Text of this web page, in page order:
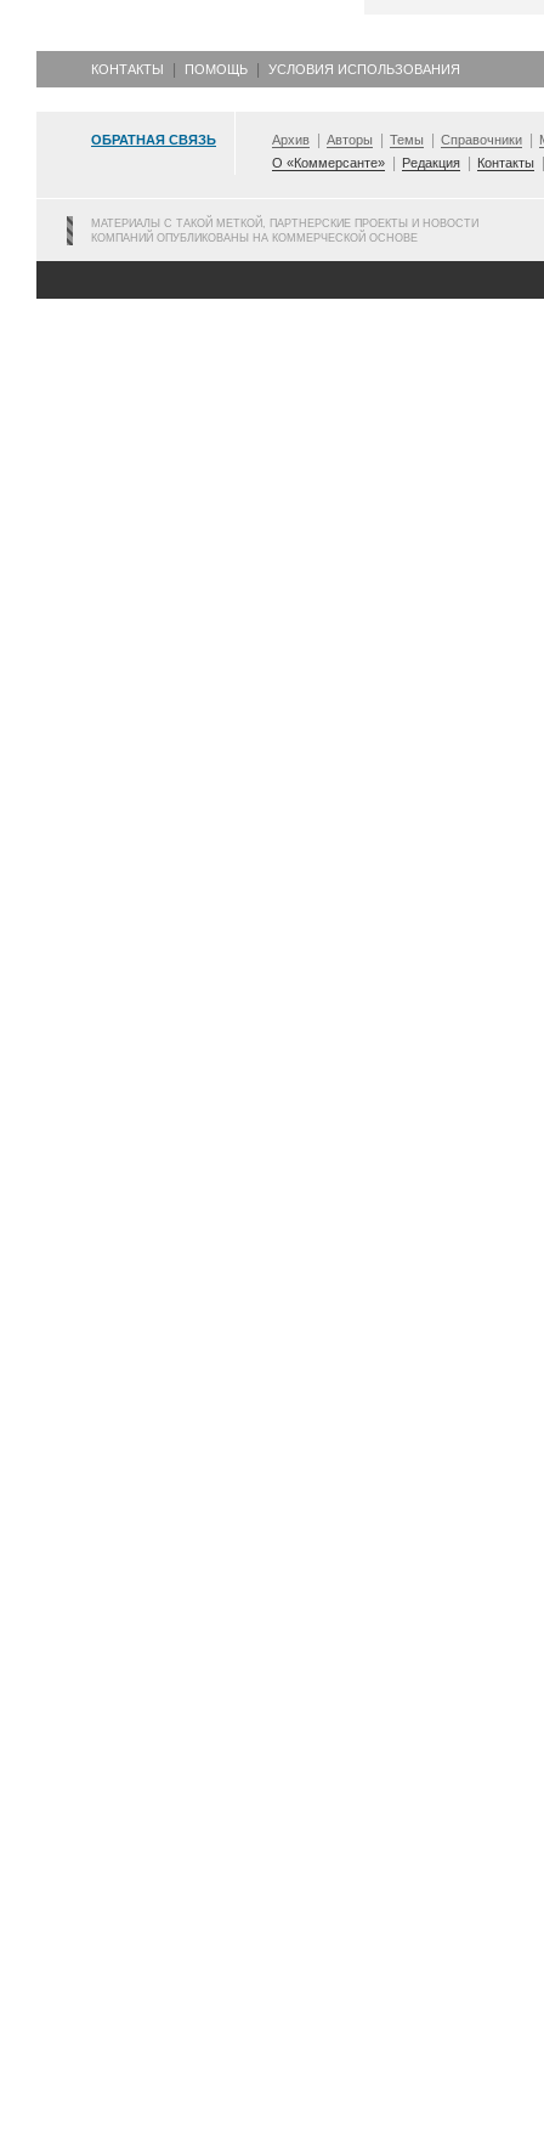
КОНТАКТЫ ПОМОЩЬ УСЛОВИЯ ИСПОЛЬЗОВАНИЯ
ОБРАТНАЯ СВЯЗЬ Архив Авторы Темы Справочники
О «Коммерсанте»
Редакция Контакты
МАТЕРИАЛЫ С ТАКОЙ МЕТКОЙ, ПАРТНЕРСКИЕ ПРОЕКТЫ И НОВОСТИ
КОМПАНИЙ ОПУБЛИКОВАНЫ НА КОММЕРЧЕСКОЙ ОСНОВЕ